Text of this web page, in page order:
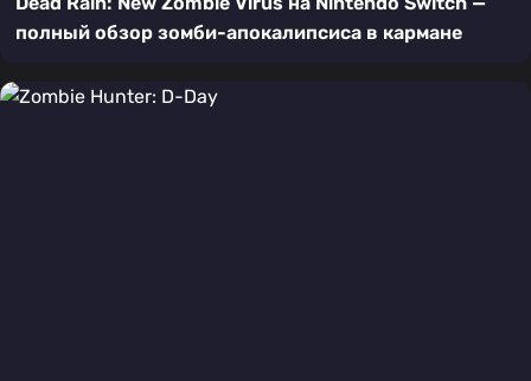
полный обзор зомби-апокалипсиса в кармане